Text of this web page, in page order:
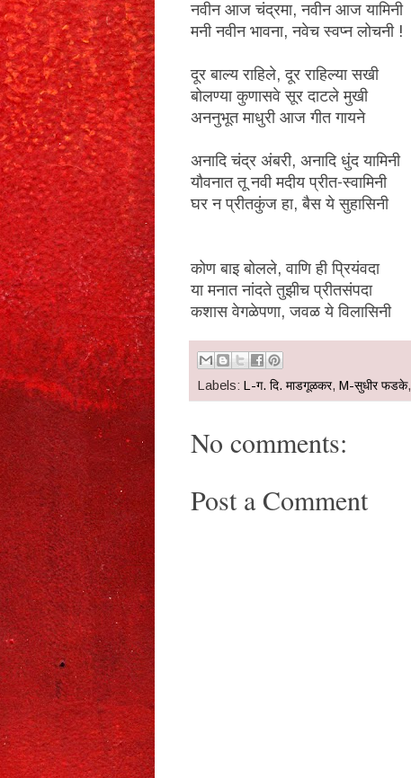
नवीन आज चंद्रमा, नवीन आज यामिनी
मनी नवीन भावना, नवेच स्वप्न लोचनी !
दूर बाल्य राहिले, दूर राहिल्या सखी
बोलण्या कुणासवे सूर दाटले मुखी
अननुभूत माधुरी आज गीत गायने
अनादि चंद्र अंबरी, अनादि धुंद यामिनी
यौवनात तू नवी मदीय प्रीत-स्वामिनी
घर न प्रीतकुंज हा, बैस ये सुहासिनी
कोण बाइ बोलले, वाणि ही प्रियंवदा
या मनात नांदते तुझीच प्रीतसंपदा
कशास वेगळेपणा, जवळ ये विलासिनी
Labels: L-ग. दि. माडगूळकर, M-सुधीर फडके,
No comments:
Post a Comment